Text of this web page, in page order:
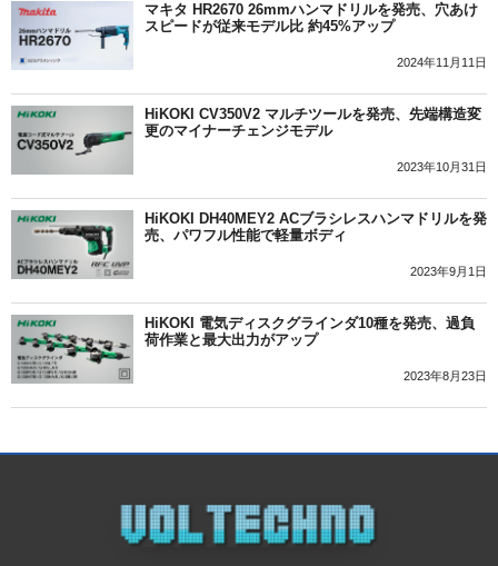
マキタ HR2670 26mmハンマドリルを発売、穴あけ
スピードが従来モデル比 約45%アップ
2024年11月11日
HiKOKI CV350V2 マルチツールを発売、先端構造変
更のマイナーチェンジモデル
2023年10月31日
HiKOKI DH40MEY2 ACブラシレスハンマドリルを発
売、パワフル性能で軽量ボディ
2023年9月1日
HiKOKI 電気ディスクグラインダ10種を発売、過負
荷作業と最大出力がアップ
2023年8月23日